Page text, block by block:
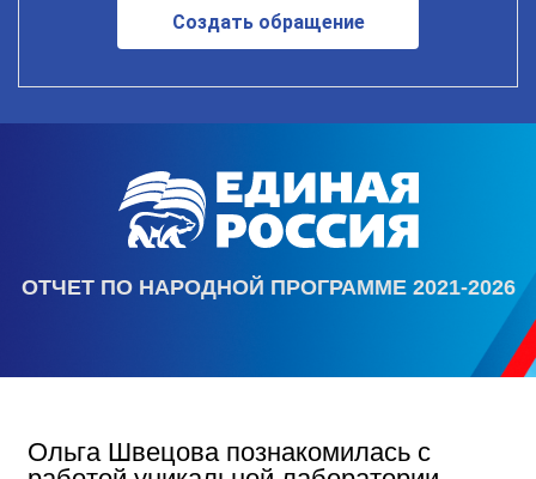
Создать обращение
ОТЧЕТ ПО НАРОДНОЙ ПРОГРАММЕ 2021-2026
Ольга Швецова познакомилась с